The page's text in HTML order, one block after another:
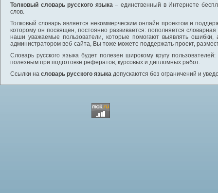
Толковый словарь русского языка– единственный в Интернете
слов.
Толковый словарь является некоммерческим онлайн проектом и
которому он посвящен, постоянно развивается: пополняется
наши уважаемые пользователи, которые помогают выявлять
администратором веб-сайта, Вы тоже можете поддержать проект,
Словарь русского языка будет полезен широкому кругу
полезным при подготовке рефератов, курсовых и дипломных работ.
Ссылки на словарь русского языка допускаются без ограничений и